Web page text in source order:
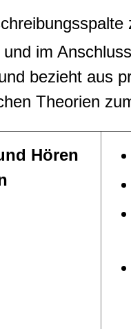
und im
bezieht aus
Theorien
Hören